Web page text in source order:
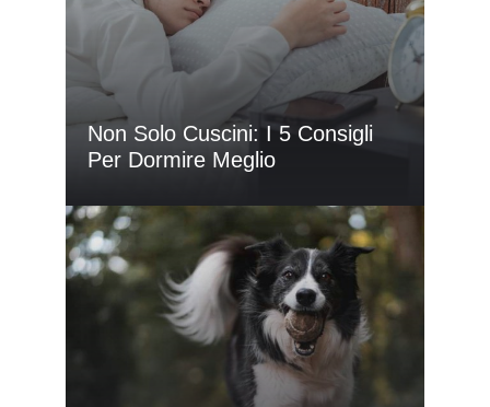
Non Solo Cuscini: I 5 Consigli
Per Dormire Meglio